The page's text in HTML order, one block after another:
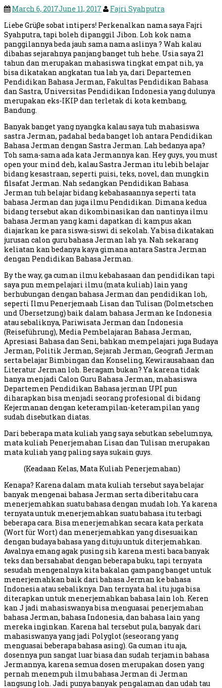
March 6, 2017June 11, 2017
Fajri Syahputra
Liebe Grüβe sobat intipers! Perkenalkan nama saya Fajri
Syahputra, tapi boleh dipanggil Jibon. Loh kok nama
panggilannya beda jauh sama nama aslinya ? Wah kalau
dibahas sejarahnya panjang banget tuh hehe. Usia saya 21
tahun dan merupakan mahasiswa tingkat empat nih, ya
bisa dikatakan angkatan tua lah ya, dari Departemen
Pendidikan Bahasa Jerman, Fakultas Pendidikan Bahasa
dan Sastra, Universitas Pendidikan Indonesia yang dulunya
merupakan eks-IKIP dan terletak di kota kembang,
Bandung.
Banyak banget yang nyangka kalau saya tuh mahasiswa
sastra Jerman, padahal beda banget loh antara Pendidikan
Bahasa Jerman dengan Sastra Jerman. Lah bedanya apa?
Toh sama-sama ada kata Jermannya kan. Hey guys, you must
open your mind deh, kalau Sastra Jerman itu lebih belajar
bidang kesastraan, seperti puisi, teks, novel, dan mungkin
filsafat Jerman. Nah sedangkan Pendidikan Bahasa
Jerman tuh belajar bidang kebahasaannya seperti tata
bahasa Jerman dan juga ilmu Pendidikan. Dimana kedua
bidang tersebut akan dikombinasikan dan nantinya ilmu
bahasa Jerman yang kami dapatkan di kampus akan
diajarkan ke para siswa-siswi di sekolah. Ya bisa dikatakan
jurusan calon guru bahasa Jerman lah ya. Nah sekarang
keliatan kan bedanya kaya gimana antara Sastra Jerman
dengan Pendidikan Bahasa Jerman.
By the way, ga cuman ilmu kebahasaan dan pendidikan tapi
saya pun mempelajari ilmu (mata kuliah) lain yang
berhubungan dengan bahasa Jerman dan pendidikan loh,
seperti Ilmu Penerjemaah Lisan dan Tulisan (Dolmetschen
und Übersetzung) baik dalam bahasa Jerman ke Indonesia
atau sebaliknya, Pariwisata Jerman dan Indonesia
(Reiseführung), Media Pembelajaran Bahasa Jerman,
Apresiasi Bahasa dan Seni, bahkan mempelajari juga Budaya
Jerman, Politik Jerman, Sejarah Jerman, Geografi Jerman
serta belajar Bimbingan dan Konseling, Kewirausahaan dan
Literatur Jerman loh. Beragam bukan? Ya karena tidak
hanya menjadi Calon Guru Bahasa Jerman, mahasiswa
Departemen Pendidikan Bahasa jerman UPI pun
diharapkan bisa menjadi seorang profesional di bidang
Kejermanan dengan keterampilan-keterampilan yang
sudah disebutkan diatas.
Dari beberapa mata kuliah yang saya sebutkan sebelumnya,
mata kuliah Penerjemahan Lisan dan Tulisan merupakan
mata kuliah yang paling saya sukain guys.
(Keadaan Kelas, Mata Kuliah Penerjemahan)
Kenapa? Karena dalam mata kuliah tersebut saya belajar
banyak mengenai bahasa Jerman serta diberitahu cara
menerjemahkan suatu bahasa dengan mudah loh. Ya karena
ternyata untuk menerjemahkan suatu bahasa itu terbagi
beberapa cara. Bisa menerjemahkan secara kata perkata
(Wort für Wort) dan menerjemahkan yang disesuaikan
dengan budaya bahasa yang dituju untuk diterjemahkan.
Awalnya emang agak pusing sih karena mesti baca banyak
teks dan bersahabat dengan beberapa buku, tapi ternyata
sesudah mengenalnya kita bakalan gampang banget untuk
menerjemahkan baik dari bahasa Jerman ke bahasa
Indonesia atau sebaliknya. Dan ternyata hal itu juga bisa
diterapkan untuk menerjemahkan bahasa lain loh. Keren
kan J jadi mahasiswanya bisa menguasai penerjemahan
bahasa Jerman, bahasa Indonesia, dan bahasa lain yang
mereka inginkan. Karena hal tersebut pula, banyak dari
mahasiswanya yang jadi Polyglot (seseorang yang
menguasai beberapa bahasa asing). Ga cuman itu aja,
dosennya pun sangat luar biasa dan sudah terjamin bahasa
Jermannya, karena semua dosen merupakan dosen yang
pernah menempuh ilmu bahasa Jerman di Jerman
langsung loh. Jadi punya banyak pengalaman dan udah tau